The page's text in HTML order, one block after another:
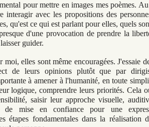
pour mettre en images mes poèmes.
interagir avec les propositions des
qu'est ce qui est parlant pour elles, quels
d'une provocation de prendre la
guider.
elles sont même encouragées. J'essaie
de leurs opinions plutôt que par
à amener à l'humanité, en toute
logique, comprendre leurs priorités. Cela
saisir leur approche visuelle,
de mise en confiance pour une
étapes fondamentales dans la réalisation